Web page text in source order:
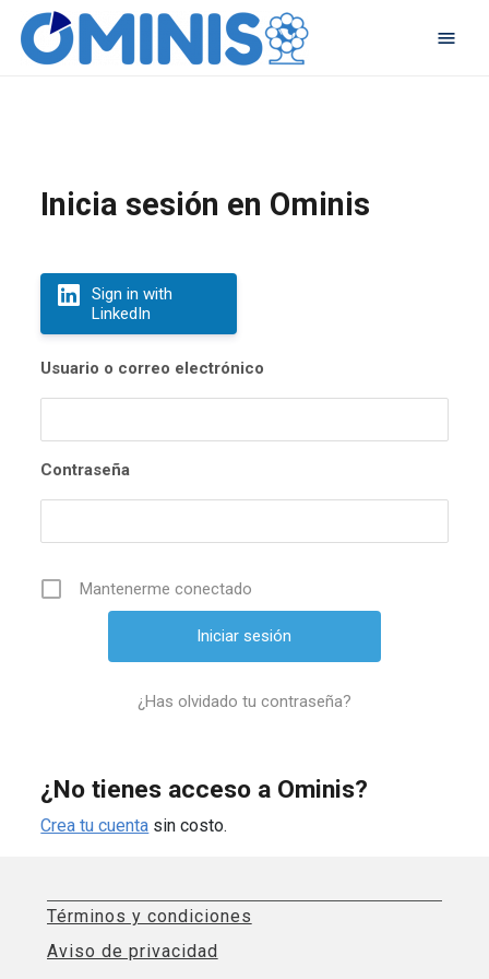
Inicia sesión en Ominis
Sign in with
LinkedIn
Usuario o correo electrónico
Contraseña
Mantenerme conectado
¿Has olvidado tu contraseña?
¿No tienes acceso a Ominis?
Crea tu cuenta sin costo.
Términos y condiciones
Aviso de privacidad